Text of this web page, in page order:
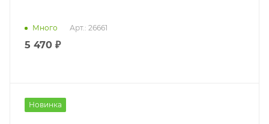
Много Арт.: 26661
5 470 ₽
Новинка